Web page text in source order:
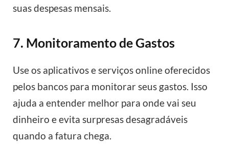
suas despesas mensais.
7. Monitoramento de Gastos
Use os aplicativos e serviços online oferecidos
pelos bancos para monitorar seus gastos. Isso
ajuda a entender melhor para onde vai seu
dinheiro e evita surpresas desagradáveis
quando a fatura chega.